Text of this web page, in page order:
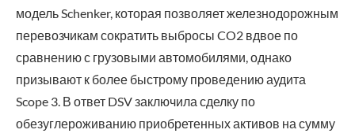
модель Schenker, которая позволяет железнодорожным
перевозчикам сократить выбросы CO2 вдвое по
сравнению с грузовыми автомобилями, однако
призывают к более быстрому проведению аудита
Scope 3. В ответ DSV заключила сделку по
обезуглероживанию приобретенных активов на сумму